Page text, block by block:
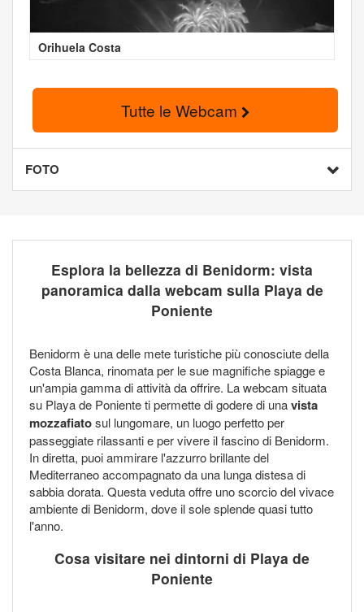
Orihuela Costa
Tutte le Webcam
FOTO
Esplora la bellezza di Benidorm: vista
panoramica dalla webcam sulla Playa de
Poniente
Benidorm è una delle mete turistiche più conosciute della
Costa Blanca, rinomata per le sue magnifiche spiagge e
un'ampia gamma di attività da offrire. La webcam situata
su Playa de Poniente ti permette di godere di unavista
mozzafiatosul lungomare, un luogo perfetto per
passeggiate rilassanti e per vivere il fascino di Benidorm.
In diretta, puoi ammirare l'azzurro brillante del
Mediterraneo accompagnato da una lunga distesa di
sabbia dorata. Questa veduta offre uno scorcio del vivace
ambiente di Benidorm, dove il sole splende quasi tutto
l'anno.
Cosa visitare nei dintorni di Playa de
Poniente